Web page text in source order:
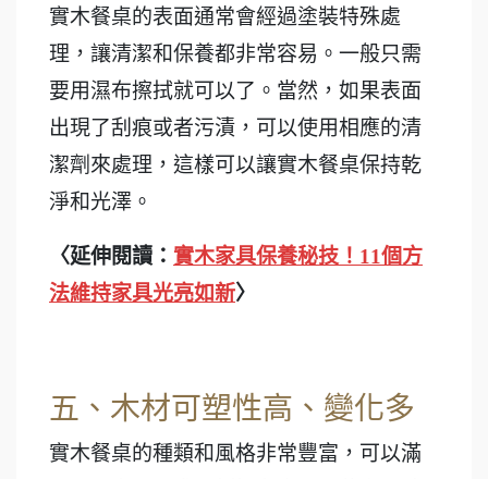
實木餐桌的表面通常會經過塗裝特殊處
理，讓清潔和保養都非常容易。一般只需
要用濕布擦拭就可以了。當然，如果表面
出現了刮痕或者污漬，可以使用相應的清
潔劑來處理，這樣可以讓實木餐桌保持乾
淨和光澤。
〈延伸閱讀： 實木家具保養秘技！11個方
法維持家具光亮如新〉
五、木材可塑性高、變化多
實木餐桌的種類和風格非常豐富，可以滿